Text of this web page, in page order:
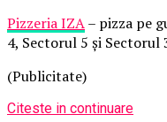
Pizzeria IZA– pizza pe
4, Sectorul 5 și Sectorul
(Publicitate)
Citeste in continuare